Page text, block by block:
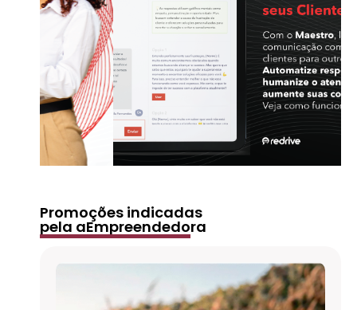
Promoções indicadas
pela aEmpreendedora